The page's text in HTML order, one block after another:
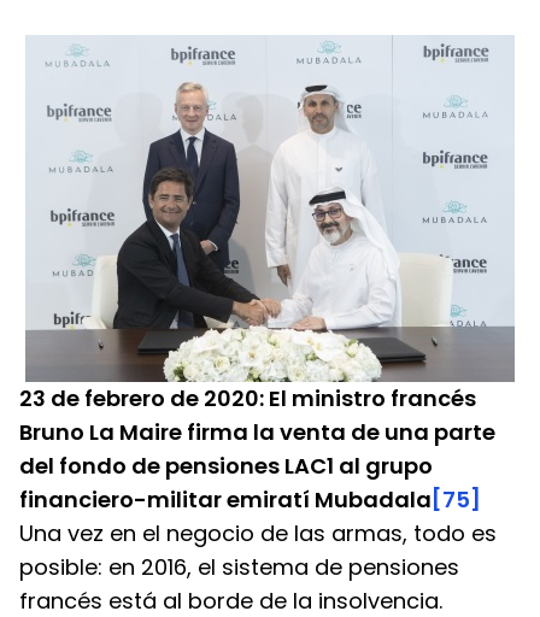
23 de febrero de 2020: El ministro francés
Bruno La Maire firma la venta de una parte
del fondo de pensiones LAC1 al grupo
financiero-militar emiratí Mubadala [75]
Una vez en el negocio de las armas, todo es
posible: en 2016, el sistema de pensiones
francés está al borde de la insolvencia.